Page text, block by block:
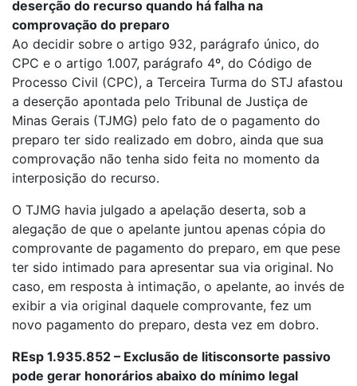
deserção do recurso quando há falha na
comprovação do preparo
Ao decidir sobre o artigo 932, parágrafo único, do
CPC e o artigo 1.007, parágrafo 4º, do Código de
Processo Civil (CPC), a Terceira Turma do STJ afastou
a deserção apontada pelo Tribunal de Justiça de
Minas Gerais (TJMG) pelo fato de o pagamento do
preparo ter sido realizado em dobro, ainda que sua
comprovação não tenha sido feita no momento da
interposição do recurso.
O TJMG havia julgado a apelação deserta, sob a
alegação de que o apelante juntou apenas cópia do
comprovante de pagamento do preparo, em que pese
ter sido intimado para apresentar sua via original. No
caso, em resposta à intimação, o apelante, ao invés de
exibir a via original daquele comprovante, fez um
novo pagamento do preparo, desta vez em dobro.
REsp 1.935.852 – Exclusão de litisconsorte passivo
pode gerar honorários abaixo do mínimo legal